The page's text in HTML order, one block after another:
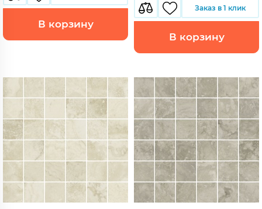
В корзину
Заказ в 1 клик
В корзину